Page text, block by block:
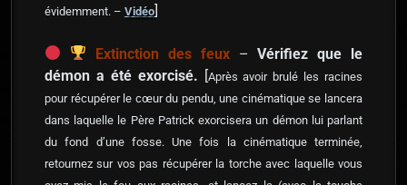
évidemment. – Vidéo]
Extinction des feux–Vérifiez que le
démon a été exorcisé. [Après avoir brulé les racines
pour récupérer le cœur du pendu, une cinématique se lancera
dans laquelle le Père Patrick exorcisera un démon lui parlant
du fond d’une fosse. Une fois la cinématique terminée,
retournez sur vos pas récupérer la torche avec laquelle vous